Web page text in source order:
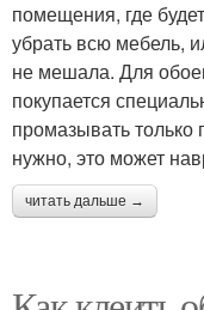
помещения, где
убрать всю мебель,
не мешала. Для
покупается
промазывать только
нужно, это может
читать дальше →